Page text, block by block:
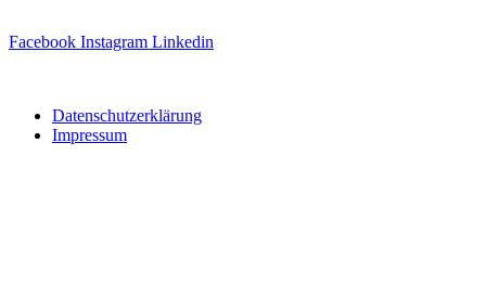
Facebook Instagram Linkedin
Datenschutzerklärung
Impressum